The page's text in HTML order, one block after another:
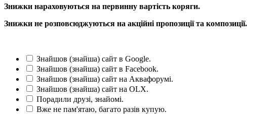
Знижки нараховуються на первинну вартість коряги.
Знижки не розповсюджуються на акційні пропозиції та композиції.
Знайшов (знайша) сайт в Google.
Знайшов (знайша) сайт в Facebook.
Знайшов (знайша) сайт на Аквафорумі.
Знайшов (знайша) сайт на OLX.
Порадили друзі, знайомі.
Вже не пам'ятаю, багато разів купую.